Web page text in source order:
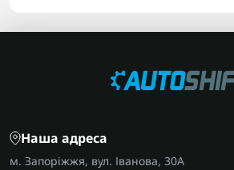
Наша адреса
м. Запоріжжя, вул. Іванова, 30А